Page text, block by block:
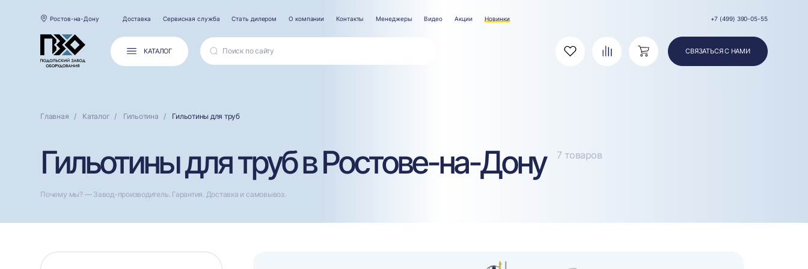
Ростов-на-Дону Доставка Сервисная служба Стать дилером О компании Контакты Менеджеры Видео Акции Новинки +7 (499) 390-05-55
КАТАЛОГ Избранное СравнениеКорзина СВЯЗАТЬСЯ С НАМИ
Главная Каталог Гильотина Гильотины для труб
Гильотины для труб в Ростове-на-Дону 7 товаров
Почему мы? — Завод-производитель. Гарантия. Доставка и самовывоз.